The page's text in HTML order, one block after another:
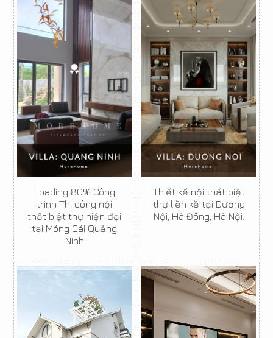
Loading 80% Công
trình Thi công nội
thất biệt thự hiện đại
tại Móng Cái Quảng
Ninh
Thiết kế nội thất biệt
thự liền kề tại Dương
Nội, Hà Đông, Hà Nội.